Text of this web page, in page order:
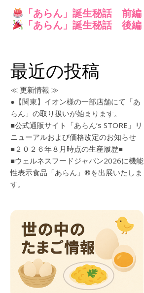
「あらん」誕生秘話 前編
「あらん」誕生秘話
後編
最近の投稿
≪ 更新情報 ≫
●【関東】イオン様の一部店舗にて「あ
らん」の取り扱いが始まります。
■公式通販サイト「あらん’s STORE」リ
ニューアルおよび価格改定のお知らせ
■２０２６年８月時点の生産履歴■
■ウェルネスフードジャパン2026に機能
性表示食品「あらん」®を出展いたしま
す。